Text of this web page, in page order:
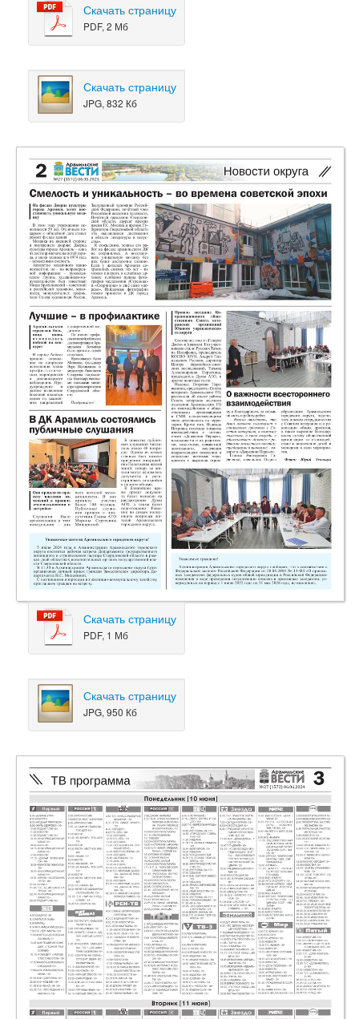
Скачать страницу
PDF, 2 Мб
Скачать страницу
JPG, 832 Кб
Скачать страницу
PDF, 1 Мб
Скачать страницу
JPG, 950 Кб